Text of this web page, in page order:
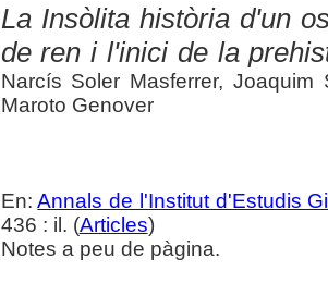
La Insòlita història d'un
de ren i l'inici de la
Narcís Soler Masferrer,
Maroto Genover
En:Annals de l'Institut d'Estudis
436 : il. (Articles)
Notes a peu de pàgina.